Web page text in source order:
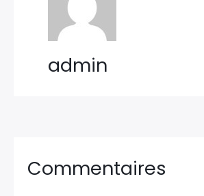
admin
Commentaires